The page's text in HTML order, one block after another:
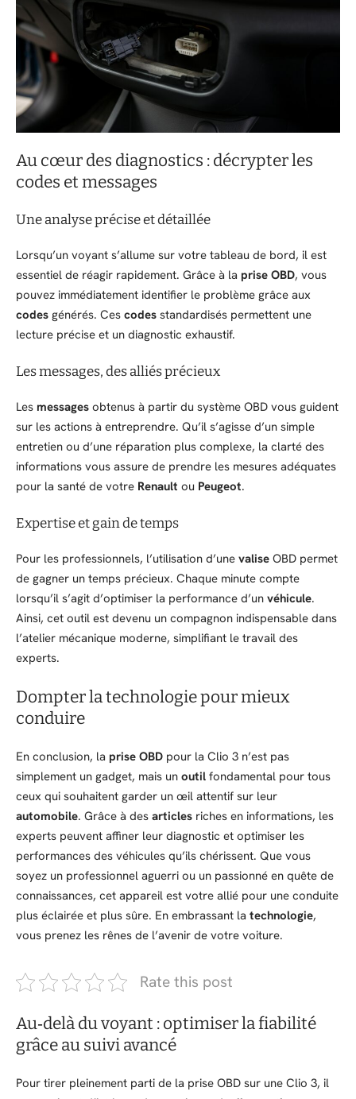
Au cœur des diagnostics : décrypter les
codes et messages
Une analyse précise et détaillée
Lorsqu’un voyant s’allume sur votre tableau de bord, il est
essentiel de réagir rapidement. Grâce à la prise OBD, vous
pouvez immédiatement identifier le problème grâce aux
codes générés. Ces codes standardisés permettent une
lecture précise et un diagnostic exhaustif.
Les messages, des alliés précieux
Les messages obtenus à partir du système OBD vous guident
sur les actions à entreprendre. Qu’il s’agisse d’un simple
entretien ou d’une réparation plus complexe, la clarté des
informations vous assure de prendre les mesures adéquates
pour la santé de votre Renault ou Peugeot.
Expertise et gain de temps
Pour les professionnels, l’utilisation d’une valise OBD permet
de gagner un temps précieux. Chaque minute compte
lorsqu’il s’agit d’optimiser la performance d’un véhicule.
Ainsi, cet outil est devenu un compagnon indispensable dans
l’atelier mécanique moderne, simplifiant le travail des
experts.
Dompter la technologie pour mieux
conduire
En conclusion, la prise OBD pour la Clio 3 n’est pas
simplement un gadget, mais un outil fondamental pour tous
ceux qui souhaitent garder un œil attentif sur leur
automobile. Grâce à des articles riches en informations, les
experts peuvent affiner leur diagnostic et optimiser les
performances des véhicules qu’ils chérissent. Que vous
soyez un professionnel aguerri ou un passionné en quête de
connaissances, cet appareil est votre allié pour une conduite
plus éclairée et plus sûre. En embrassant la technologie,
vous prenez les rênes de l’avenir de votre voiture.
Rate this post
Au‑delà du voyant : optimiser la fiabilité
grâce au suivi avancé
Pour tirer pleinement parti de la prise OBD sur une Clio 3, il